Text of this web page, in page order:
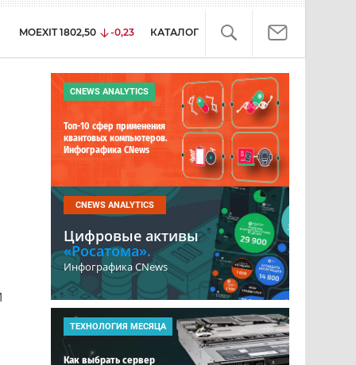
MOEXIT 1802,50 -0,23 КАТАЛОГ
CNEWS ANALYTICS
Топ-10 сфер применения
квантовых компьютеров.
Инфографика CNews
CNEWS ANALYTICS
Цифровые активы
«Росатома».
Инфографика CNews
ТЕХНОЛОГИЯ МЕСЯЦА
Как выбрать сервер